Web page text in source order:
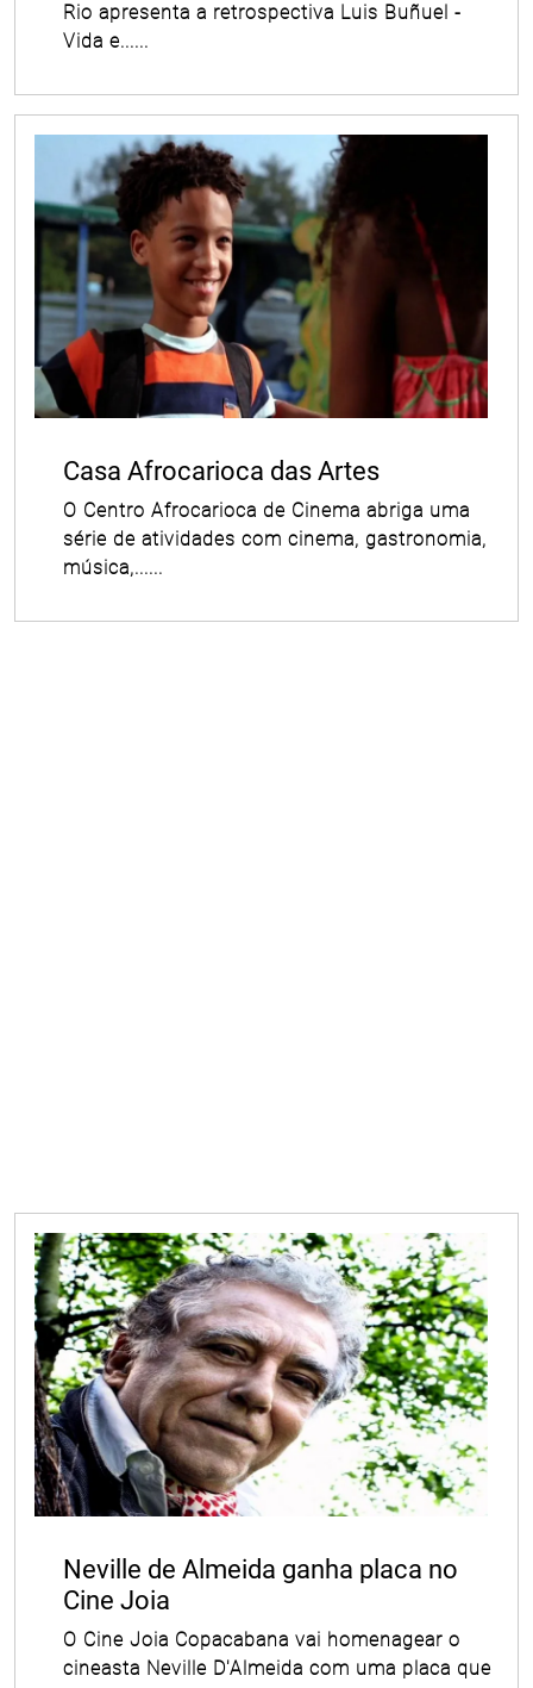
Rio apresenta a retrospectiva Luis Buñuel -
Vida e......
Casa Afrocarioca das Artes
O Centro Afrocarioca de Cinema abriga uma
série de atividades com cinema, gastronomia,
música,......
Neville de Almeida ganha placa no
Cine Joia
O Cine Joia Copacabana vai homenagear o
cineasta Neville D'Almeida com uma placa que